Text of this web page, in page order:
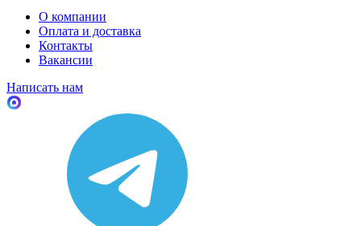
О компании
Оплата и доставка
Контакты
Вакансии
Написать нам